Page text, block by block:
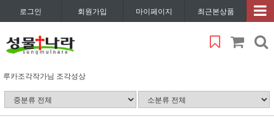
로그인 회원가입 마이페이지 최근본상품
루카조각작가님 조각성상